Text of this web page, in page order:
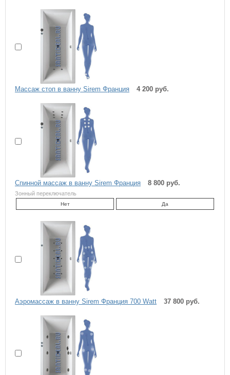
Массаж стоп в ванну Sirem Франция 4 200 руб.
Спинной массаж в ванну Sirem Франция 8 800 руб.
Зонный переключатель
Нет Да
Аэромассаж в ванну Sirem Франция 700 Watt 37 800 руб.